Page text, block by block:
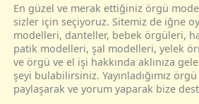
En güzel ve merak ettiğiniz örgü
sizler için seçiyoruz. Sitemiz de iğne
modelleri, danteller, bebek örgüleri,
patik modelleri, şal modelleri, yelek
ve örgü ve el işi hakkında aklınıza
şeyi bulabilirsiniz. Yayınladığımız
paylaşarak ve yorum yaparak bize